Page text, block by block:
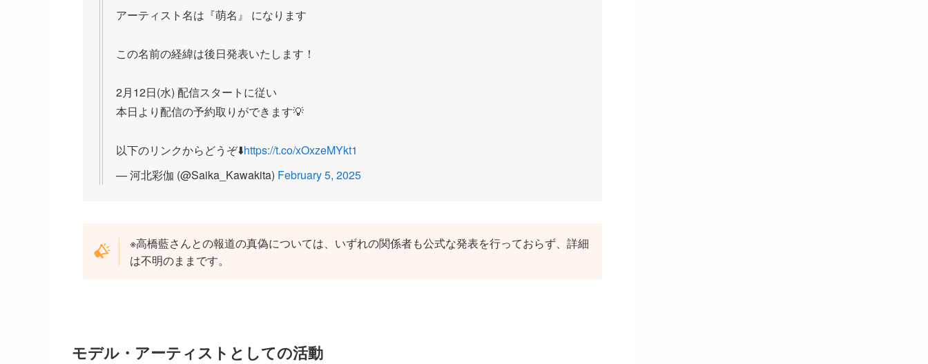
アーティスト名は『萌名』 になります
この名前の経緯は後日発表いたします！
2月12日(水) 配信スタートに従い
本日より配信の予約取りができます💡
以下のリンクからどうぞ⬇️https://t.co/xOxzeMYkt1
— 河北彩伽 (@Saika_Kawakita) February 5, 2025
※高橋藍さんとの報道の真偽については、いずれの関係者も公式な発表を行っておらず、詳細
は不明のままです。
モデル・アーティストとしての活動